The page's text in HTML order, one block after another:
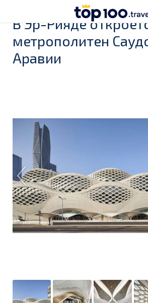
В Эр-Рияде
метрополитен
Аравии